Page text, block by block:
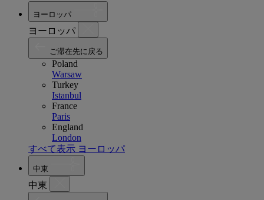
ヨーロッパ
ヨーロッパ
ご滞在先に戻る
Poland
Warsaw
Turkey
Istanbul
France
Paris
England
London
すべて表示 ヨーロッパ
中東
中東